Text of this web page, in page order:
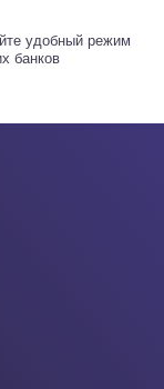
удобный режим
банков